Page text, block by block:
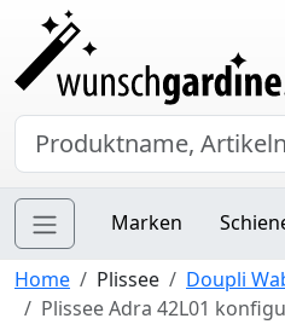
Marken
Home Plissee
Doupli
Plissee Adra 42L01